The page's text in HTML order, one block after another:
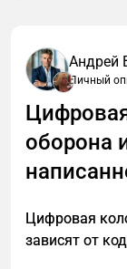
Андрей
Личный
оборона
Цифровая
зависят от